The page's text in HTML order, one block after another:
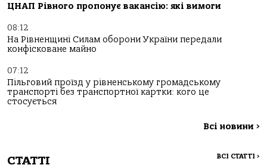
ЦНАП Рівного пропонує вакансію: які вимоги
08:12
На Рівненщині Силам оборони України передали
конфісковане майно
07:12
Пільговий проїзд у рівненському громадському
транспорті без транспортної картки: кого це
стосується
Всі новини >
СТАТТІ ВСІ СТАТТІ >